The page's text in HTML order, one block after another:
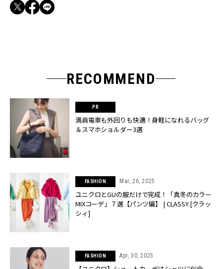
RECOMMEND
満員電車も外回りも快適！身軽になれるバッグ
＆スマホショルダー3選
FASHION Mar, 26, 2025
ユニクロとGUの服だけで完成！「真冬のカラー
MIXコーデ」７選【パンツ編】 | CLASSY.[クラッ
シィ]
FASHION Apr, 30, 2025